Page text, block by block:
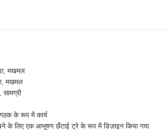
मखमल
मखमल
के रूप में कार्य
के लिए एक आभूषण छँटाई ट्रे के रूप में डिज़ाइन किया गया